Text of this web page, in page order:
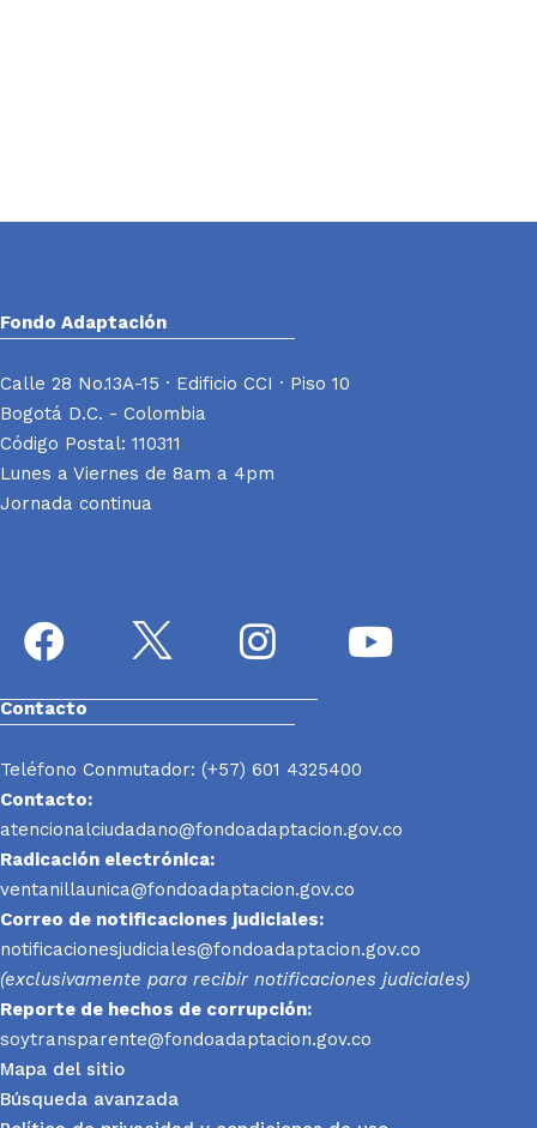
Fondo Adaptación
Calle 28 No.13A-15 · Edificio CCI · Piso 10
Bogotá D.C. - Colombia
Código Postal: 110311
Lunes a Viernes de 8am a 4pm
Jornada continua
Contacto
Teléfono Conmutador: (+57) 601 4325400
Contacto:
atencionalciudadano@fondoadaptacion.gov.co
Radicación electrónica:
ventanillaunica@fondoadaptacion.gov.co
Correo de notificaciones judiciales:
notificacionesjudiciales@fondoadaptacion.gov.co
(exclusivamente para recibir notificaciones judiciales)
Reporte de hechos de corrupción:
soytransparente@fondoadaptacion.gov.co
Mapa del sitio
Búsqueda avanzada